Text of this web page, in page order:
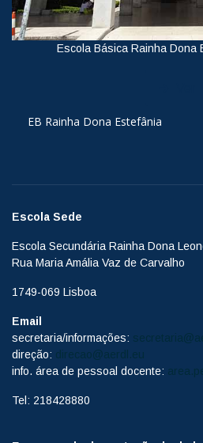
Escola Básica Rainha Dona
EB Rainha Dona Estefânia
Escola Sede
Escola Secundária Rainha Dona
Rua Maria Amália Vaz de Carvalho
1749-069 Lisboa
Email
secretaria/informações:
direção: direcao@aerdl.eu
info. área de pessoal docente:
Tel: 218428880